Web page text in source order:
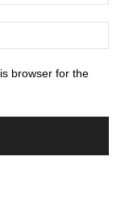
browser for the